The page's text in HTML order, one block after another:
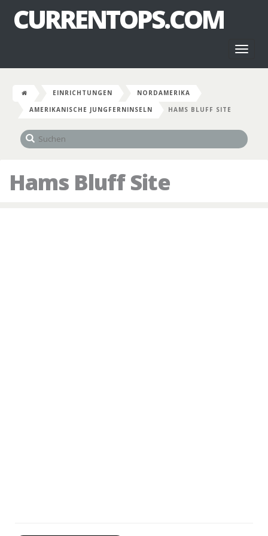
CURRENTOPS.COM
EINRICHTUNGEN
NORDAMERIKA
AMERIKANISCHE JUNGFERNINSELN
HAMS BLUFF SITE
Hams Bluff Site